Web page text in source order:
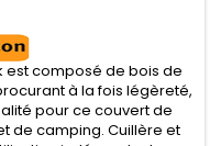
est composé de bois de
à la fois légèreté,
pour ce couvert de
de camping. Cuillère et